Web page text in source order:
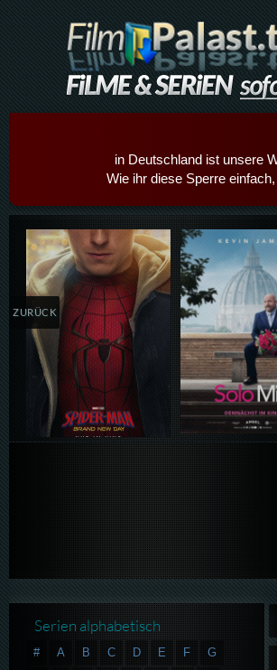
in Deutschland ist unsere
Wie ihr diese Sperre
Details,Play Details,Play
ZURÜCK
Serien alphabetisch
# A B C D E F
G